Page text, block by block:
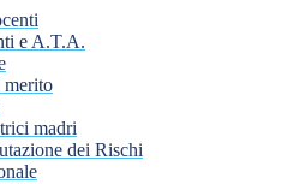
e A.T.A.
merito
madri
dei Rischi